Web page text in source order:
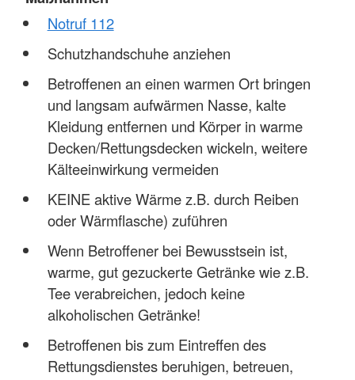
Notruf 112
Schutzhandschuhe anziehen
Betroffenen an einen warmen Ort bringen
und langsam aufwärmen Nasse, kalte
Kleidung entfernen und Körper in warme
Decken/Rettungsdecken wickeln, weitere
Kälteeinwirkung vermeiden
KEINE aktive Wärme z.B. durch Reiben
oder Wärmflasche) zuführen
Wenn Betroffener bei Bewusstsein ist,
warme, gut gezuckerte Getränke wie z.B.
Tee verabreichen, jedoch keine
alkoholischen Getränke!
Betroffenen bis zum Eintreffen des
Rettungsdienstes beruhigen, betreuen,